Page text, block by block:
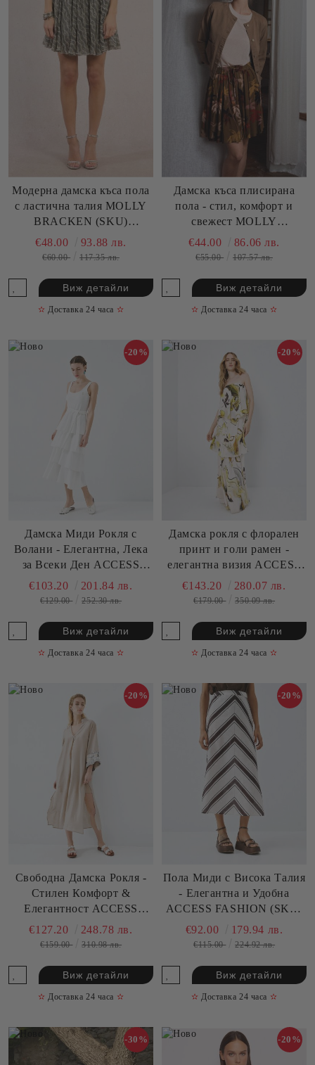
Модерна дамска къса пола
с ластична талия MOLLY
BRACKEN (SKU)
MW128EE
€48.00 93.88 лв.
€60.00 117.35 лв.
Виж детайли
✫ Доставка 24 часа ✫
Дамска къса плисирана
пола - стил, комфорт и
свежест MOLLY
BRACKEN (SKU) T2210EE
€44.00 86.06 лв.
€55.00 107.57 лв.
Виж детайли
✫ Доставка 24 часа ✫
Дамска Миди Рокля с
Волани - Елегантна, Лека
за Всеки Ден ACCESS
FASHION (SKU) 3343
-20%
€103.20 201.84 лв.
€129.00 252.30 лв.
Виж детайли
✫ Доставка 24 часа ✫
Дамска рокля с флорален
принт и голи рамен -
елегантна визия ACCESS
FASHION (SKU) 3374
-20%
€143.20 280.07 лв.
€179.00 350.09 лв.
Виж детайли
✫ Доставка 24 часа ✫
Свободна Дамска Рокля -
Стилен Комфорт &
Елегантност ACCESS
FASHION (SKU) 3303
-20%
€127.20 248.78 лв.
€159.00 310.98 лв.
Виж детайли
✫ Доставка 24 часа ✫
Пола Миди с Висока Талия
- Елегантна и Удобна
ACCESS FASHION (SKU)
6044
-20%
€92.00 179.94 лв.
€115.00 224.92 лв.
Виж детайли
✫ Доставка 24 часа ✫
-30% -20%